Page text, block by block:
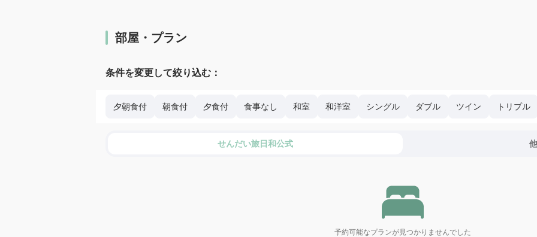
部屋・プラン
条件を変更して絞り込む：
夕朝食付 朝食付 夕食付 食事なし 和室 和洋室 シングル ダブル ツイン トリプル
せんだい旅日和公式
予約可能なプランが見つかりませんでした